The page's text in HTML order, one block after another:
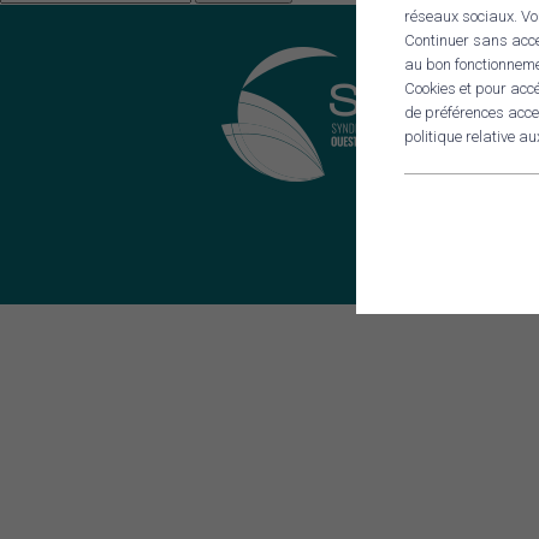
réseaux sociaux.
Continuer sans
au bon
Cookies et pour
de préférences
politique relative
MOBILITÉ
OuestKarr covoiturage
Mai à vélo
Documents mobilités
Stratégie Mobilité Ouest Cornouaille
Schéma directeur vélo